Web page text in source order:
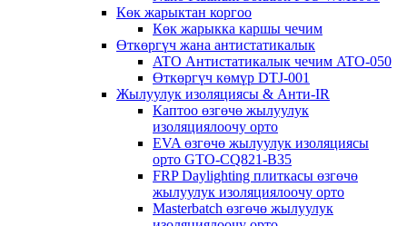
Көк жарыктан коргоо
Көк жарыкка каршы чечим
Өткөргүч жана антистатикалык
ATO Антистатикалык чечим ATO-050
Өткөргүч көмүр DTJ-001
Жылуулук изоляциясы & Анти-IR
Каптоо өзгөчө жылуулук
изоляциялоочу орто
EVA өзгөчө жылуулук изоляциясы
орто GTO-CQ821-B35
FRP Daylighting плиткасы өзгөчө
жылуулук изоляциялоочу орто
Masterbatch өзгөчө жылуулук